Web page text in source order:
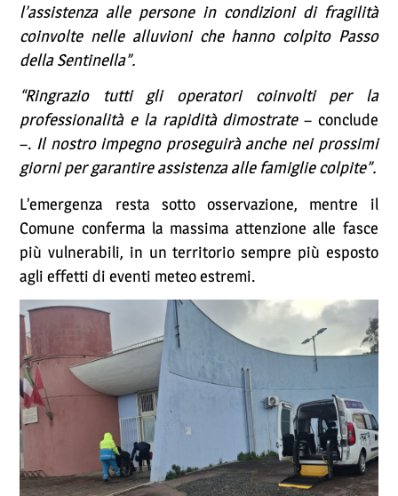
l’assistenza alle persone in condizioni di fragilità
coinvolte nelle alluvioni che hanno colpito Passo
della Sentinella”.
“Ringrazio tutti gli operatori coinvolti per la
professionalità e la rapidità dimostrate– conclude
–. Il nostro impegno proseguirà anche nei prossimi
giorni per garantire assistenza alle famiglie colpite”.
L’emergenza resta sotto osservazione, mentre il
Comune conferma la massima attenzione alle fasce
più vulnerabili, in un territorio sempre più esposto
agli effetti di eventi meteo estremi.